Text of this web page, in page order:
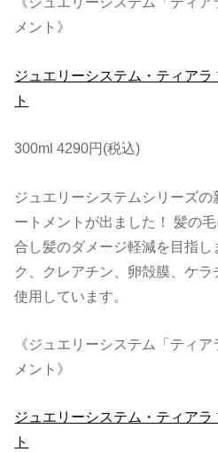
メント》
ジュエリーシステム・ティア
ト
300ml 4290円(税込)
ジュエリーシステムシリーズの
ートメントが出ました！ 髪の
合し髪のダメージ軽減を目指
ク、クレアチン、卵殻膜、ケ
使用しています。
《ジュエリーシステム「ティ
メント》
ジュエリーシステム・ティア
ト